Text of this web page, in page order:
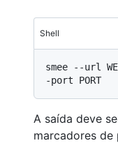
Shell
smee --url
A saída deve
marcadores de